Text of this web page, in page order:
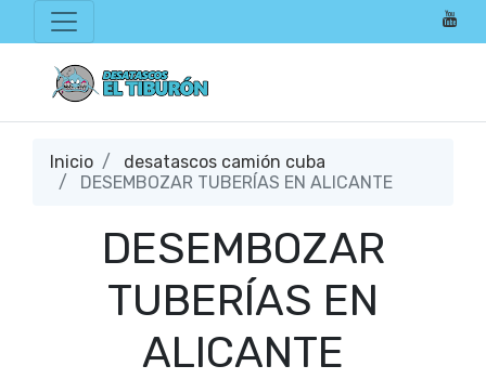
Inicio
desatascos camión cuba
DESEMBOZAR TUBERÍAS EN ALICANTE
DESEMBOZAR
TUBERÍAS EN
ALICANTE